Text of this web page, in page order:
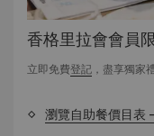
香格里拉會會員
立即免費登記 ，盡享獨家
瀏覽自助餐價目